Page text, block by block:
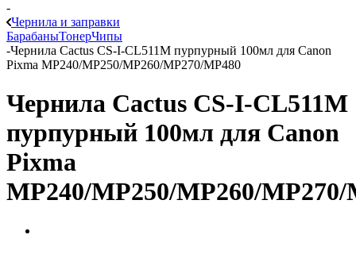
-
Чернила и заправки
БарабаныТонерЧипы
-Чернила Cactus CS-I-CL511M пурпурный 100мл для Canon
Pixma MP240/MP250/MP260/MP270/MP480
Чернила Cactus CS-I-CL511M
пурпурный 100мл для Canon
Pixma
MP240/MP250/MP260/MP270/